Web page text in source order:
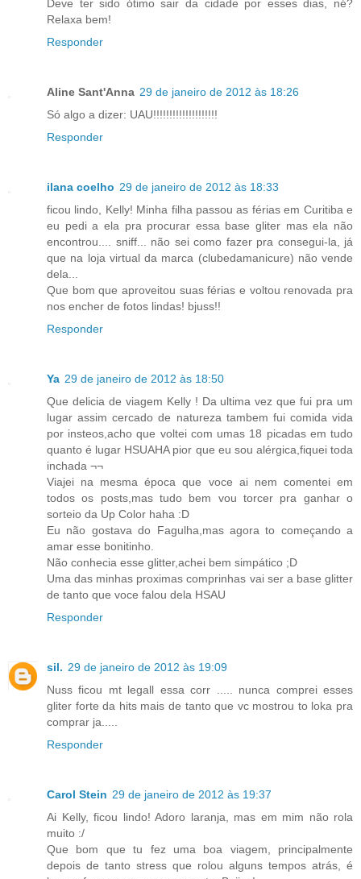
Deve ter sido ótimo sair da cidade por esses dias, né?
Relaxa bem!
Responder
Aline Sant'Anna 29 de janeiro de 2012 às 18:26
Só algo a dizer: UAU!!!!!!!!!!!!!!!!!!!!
Responder
ilana coelho 29 de janeiro de 2012 às 18:33
ficou lindo, Kelly! Minha filha passou as férias em Curitiba e
eu pedi a ela pra procurar essa base gliter mas ela não
encontrou.... sniff... não sei como fazer pra consegui-la, já
que na loja virtual da marca (clubedamanicure) não vende
dela...
Que bom que aproveitou suas férias e voltou renovada pra
nos encher de fotos lindas! bjuss!!
Responder
Ya 29 de janeiro de 2012 às 18:50
Que delicia de viagem Kelly ! Da ultima vez que fui pra um
lugar assim cercado de natureza tambem fui comida vida
por insteos,acho que voltei com umas 18 picadas em tudo
quanto é lugar HSUAHA pior que eu sou alérgica,fiquei toda
inchada ¬¬
Viajei na mesma época que voce ai nem comentei em
todos os posts,mas tudo bem vou torcer pra ganhar o
sorteio da Up Color haha :D
Eu não gostava do Fagulha,mas agora to começando a
amar esse bonitinho.
Não conhecia esse glitter,achei bem simpático ;D
Uma das minhas proximas comprinhas vai ser a base glitter
de tanto que voce falou dela HSAU
Responder
sil. 29 de janeiro de 2012 às 19:09
Nuss ficou mt legall essa corr ..... nunca comprei esses
gliter forte da hits mais de tanto que vc mostrou to loka pra
comprar ja.....
Responder
Carol Stein 29 de janeiro de 2012 às 19:37
Ai Kelly, ficou lindo! Adoro laranja, mas em mim não rola
muito :/
Que bom que tu fez uma boa viagem, principalmente
depois de tanto stress que rolou alguns tempos atrás, é